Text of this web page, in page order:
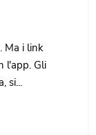
Ma i link
l'app. Gli
si...